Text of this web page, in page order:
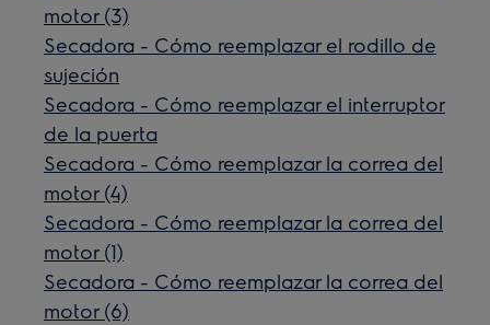
motor (3)
Secadora - Cómo reemplazar el rodillo de
sujeción
Secadora - Cómo reemplazar el interruptor
de la puerta
Secadora - Cómo reemplazar la correa del
motor (4)
Secadora - Cómo reemplazar la correa del
motor (1)
Secadora - Cómo reemplazar la correa del
motor (6)